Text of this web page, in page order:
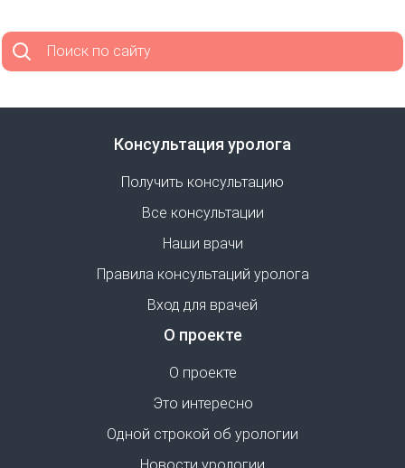
Поиск по сайту
Консультация уролога
Получить консультацию
Все консультации
Наши врачи
Правила консультаций уролога
Вход для врачей
О проекте
О проекте
Это интересно
Одной строкой об урологии